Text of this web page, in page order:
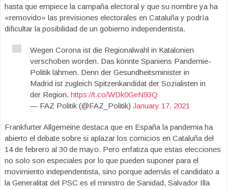
hasta que empiece la campaña electoral y que su nombre ya ha
«removido» las previsiones electorales en Cataluña y podría
dificultar la posibilidad de un gobierno independentista.
Wegen Corona ist die Regionalwahl in Katalonien
verschoben worden. Das könnte Spaniens Pandemie-
Politik lähmen. Denn der Gesundheitsminister in
Madrid ist zugleich Spitzenkandidat der Sozialisten in
der Region. https://t.co/WDk0GeN93Q
— FAZ Politik (@FAZ_Politik) January 17, 2021
Frankfurter Allgemeine destaca que en España la pandemia ha
abierto el debate sobre si aplazar los comicios en Cataluña del
14 de febrero al 30 de mayo. Pero enfatiza que estas elecciones
no solo son especiales por lo que pueden suponer para el
movimiento independentista, sino porque además el candidato a
la Generalitat del PSC es el ministro de Sanidad, Salvador Illa